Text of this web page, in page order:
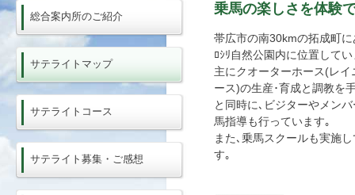
乗馬の楽しさを体験
帯広市の南30kmの拓成町に
ﾛｼﾘ自然公園内に位置してい
主にクオーターホース(レイ
ース)の生産･育成と調教を
と同時に､ビジターやメン
馬指導も行っています｡
また､乗馬スクールも実施
す｡
総合案内所のご紹介
サテライトマップ
サテライトコース
サテライト募集・ご感想